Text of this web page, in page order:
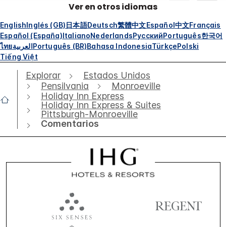
Ver en otros idiomas
EnglishInglés (GB)日本語Deutsch繁體中文Español中文Français
Español (España)ItalianoNederlandsРусскийPortuguês한국어
ไทยالعربيةPortuguês (BR)Bahasa IndonesiaTürkçePolski
Tiếng Việt
Explorar
Estados Unidos
Pensilvania
Monroeville
Holiday Inn Express
Holiday Inn Express & Suites
Pittsburgh-Monroeville
Comentarios